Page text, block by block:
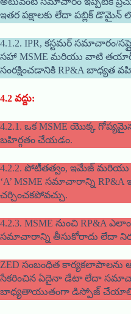
ఇతర పక్షాలకు లేదా పబ్లిక్ డొమైన్
4.1.2. IPR, కస్టమర్
సహా MSME మరియు వాటి
సంరక్షించడానికి RP&A బాధ్యత
4.2 వద్దు:
4.2.1. ఒక MSME యొక్క
బహిర్గతం చేయడం.
4.2.2. పోటీతత్వం, ఇమేజ్ మరియు
‘A’ MSME సమాచారాన్ని
చర్చించకపోవచ్చు.
4.2.3. MSME నుంచి RP&A
సమాచారాన్ని తీసుకోరాదు లేదా
ZED సంబంధిత కార్యకలాపాలను
సేకరించిన ఏదైనా డేటా లేదా
బాధ్యతాయుతంగా డిస్పోజ్